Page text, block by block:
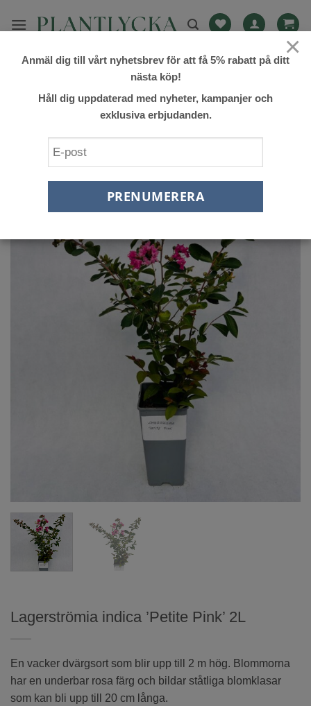
FILTRERA
Lagerströmia indica ’Petite Pink’ 2L
En vacker dvärgsort som blir upp till 2 m hög. Blommorna
har en underbar rosa färg och bildar ståtliga blomklasar
som kan bli upp till 20 cm långa.
×
Anmäl dig till vårt nyhetsbrev för att få 5% rabatt på ditt
nästa köp!
Håll dig uppdaterad med nyheter, kampanjer och
exklusiva erbjudanden.